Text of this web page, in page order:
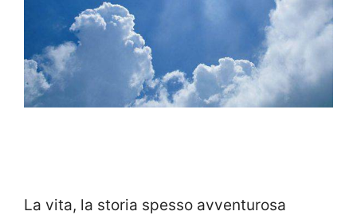
La vita, la storia spesso avventurosa